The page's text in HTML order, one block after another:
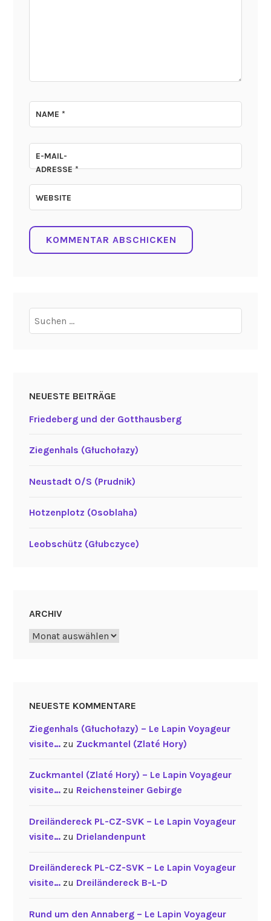
NAME*
E-MAIL-
ADRESSE*
WEBSITE
Suchen
nach:
NEUESTE BEITRÄGE
Friedeberg und der Gotthausberg
Ziegenhals (Głuchołazy)
Neustadt O/S (Prudnik)
Hotzenplotz (Osoblaha)
Leobschütz (Głubczyce)
ARCHIV
Archiv
NEUESTE KOMMENTARE
Ziegenhals (Głuchołazy) – Le Lapin Voyageur
visite…zu Zuckmantel (Zlaté Hory)
Zuckmantel (Zlaté Hory) – Le Lapin Voyageur
visite…zu Reichensteiner Gebirge
Dreiländereck PL-CZ-SVK – Le Lapin Voyageur
visite…zu Drielandenpunt
Dreiländereck PL-CZ-SVK – Le Lapin Voyageur
visite…zu Dreiländereck B-L-D
Rund um den Annaberg – Le Lapin Voyageur